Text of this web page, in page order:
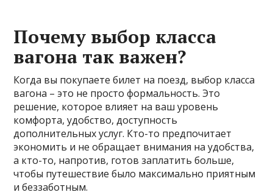
Почему выбор класса
вагона так важен?
Когда вы покупаете билет на поезд, выбор класса
вагона – это не просто формальность. Это
решение, которое влияет на ваш уровень
комфорта, удобство, доступность
дополнительных услуг. Кто-то предпочитает
экономить и не обращает внимания на удобства,
а кто-то, напротив, готов заплатить больше,
чтобы путешествие было максимально приятным
и беззаботным.